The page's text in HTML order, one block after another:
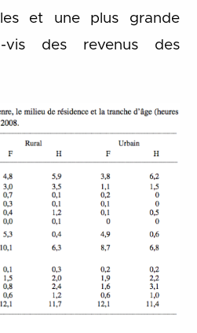
et une plus grande
vis des revenus des